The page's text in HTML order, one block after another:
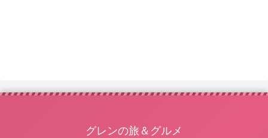
グレンの旅＆グルメ